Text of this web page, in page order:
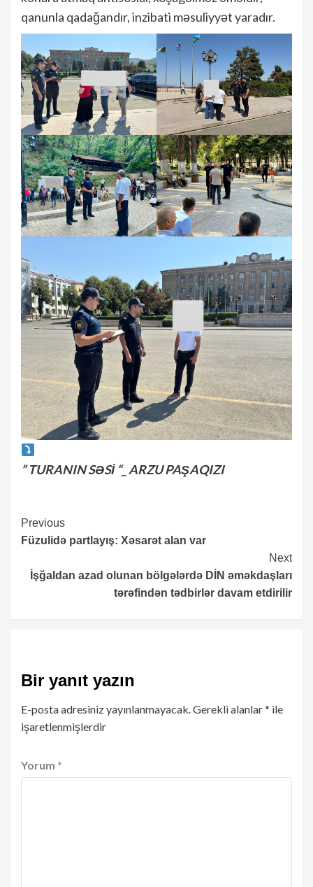
qanunla qadağandır, inzibati məsuliyyət yaradır.
” TURANIN SƏSİ “_ ARZU PAŞAQIZI
Continue
Reading
Previous
Füzulidə partlayış: Xəsarət alan var
Next
İşğaldan azad olunan bölgələrdə DİN əməkdaşları
tərəfindən tədbirlər davam etdirilir
Bir yanıt yazın
E-posta adresiniz yayınlanmayacak.Gerekli alanlar* ile
işaretlenmişlerdir
Yorum *